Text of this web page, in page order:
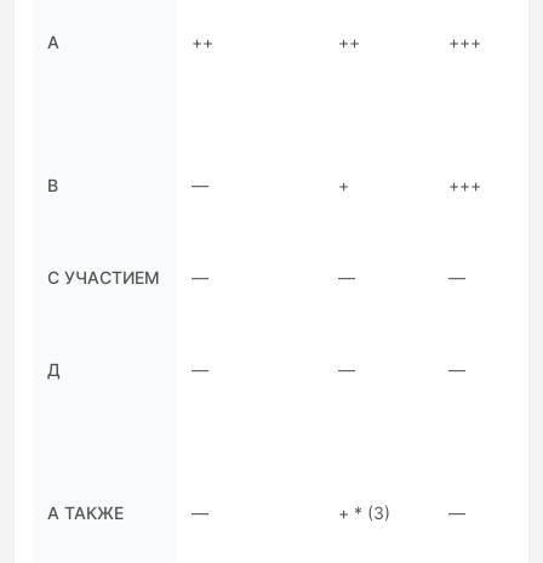
А ++ ++ +++
В — + +++
С УЧАСТИЕМ — — —
Д — — —
А ТАКЖЕ — + * (3) —